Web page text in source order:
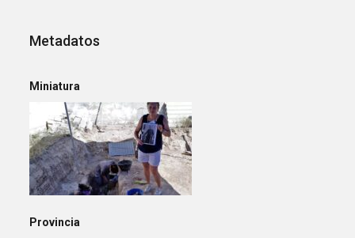
Metadatos
Miniatura
Provincia